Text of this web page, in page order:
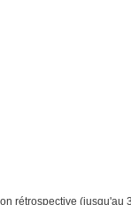
rétrospective (jusqu'au